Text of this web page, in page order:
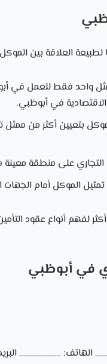
العلاقة بين
واحد فقط للعمل في
في أبوظبي.
بتعيين أكثر من ممثل
على منطقة
الموكل أمام الجهات
لفهم أنواع عقود
في أبوظبي
الهاتف: __________